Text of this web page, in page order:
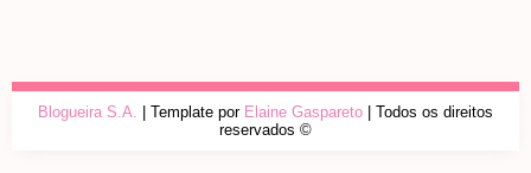
Blogueira S.A. | Template por Elaine Gaspareto | Todos os direitos
reservados ©